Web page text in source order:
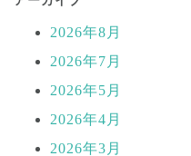
2026年8月
2026年7月
2026年5月
2026年4月
2026年3月